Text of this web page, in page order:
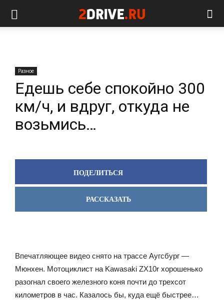
Разное
Едешь себе спокойно 300
км/ч, и вдруг, откуда не
возьмись…
ПОДЕЛИТЬСЯ
РАССКАЗАТЬ
Впечатляющее видео снято на трассе Аугсбург —
Мюнхен. Мотоциклист на Kawasaki ZX10r хорошенько
разогнал своего железного коня почти до трехсот
километров в час. Казалось бы, куда ещё быстрее…